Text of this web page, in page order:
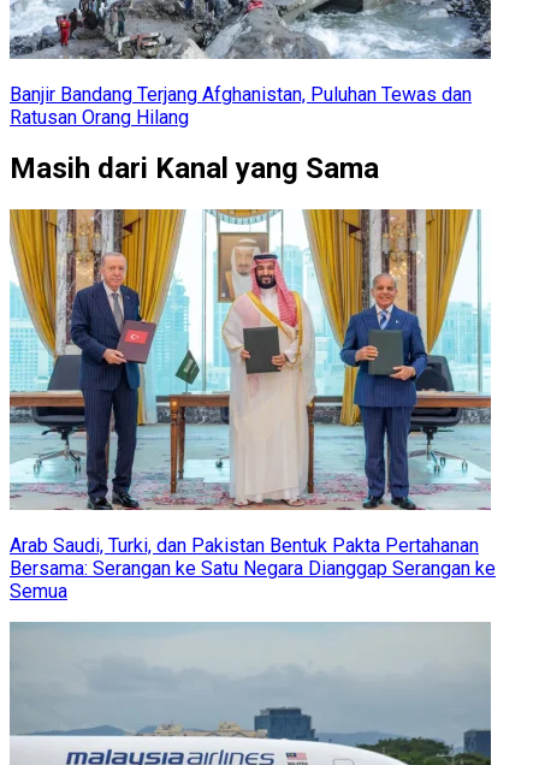
Banjir Bandang Terjang Afghanistan, Puluhan Tewas dan
Ratusan Orang Hilang
Masih dari Kanal yang Sama
Arab Saudi, Turki, dan Pakistan Bentuk Pakta Pertahanan
Bersama: Serangan ke Satu Negara Dianggap Serangan ke
Semua